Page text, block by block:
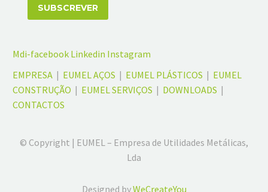
Mdi-facebook Linkedin Instagram
EMPRESA | EUMEL AÇOS | EUMEL PLÁSTICOS | EUMEL
CONSTRUÇÃO | EUMEL SERVIÇOS | DOWNLOADS |
CONTACTOS
© Copyright | EUMEL – Empresa de Utilidades Metálicas,
Lda
Designed byWeCreateYou